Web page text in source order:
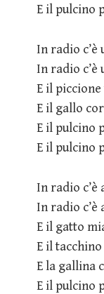
E il pulcino
In radio c’è
In radio c’è
E il
E il gallo
E il pulcino
E il pulcino
In radio c’è
In radio c’è
E il gatto
E il
E la gallina
E il pulcino